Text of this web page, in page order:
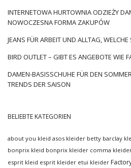
INTERNETOWA HURTOWNIA ODZIEŻY
NOWOCZESNA FORMA ZAKUPÓW
JEANS FÜR ARBEIT UND ALLTAG,
BIRD OUTLET – GIBT ES ANGEBOTE WIE
DAMEN-BASISSCHUHE FÜR DEN
TRENDS DER SAISON
BELIEBTE KATEGORIEN
about you kleid asos kleider betty barclay
bonprix kleid bonprix kleider comma
esprit kleid esprit kleider etui kleider